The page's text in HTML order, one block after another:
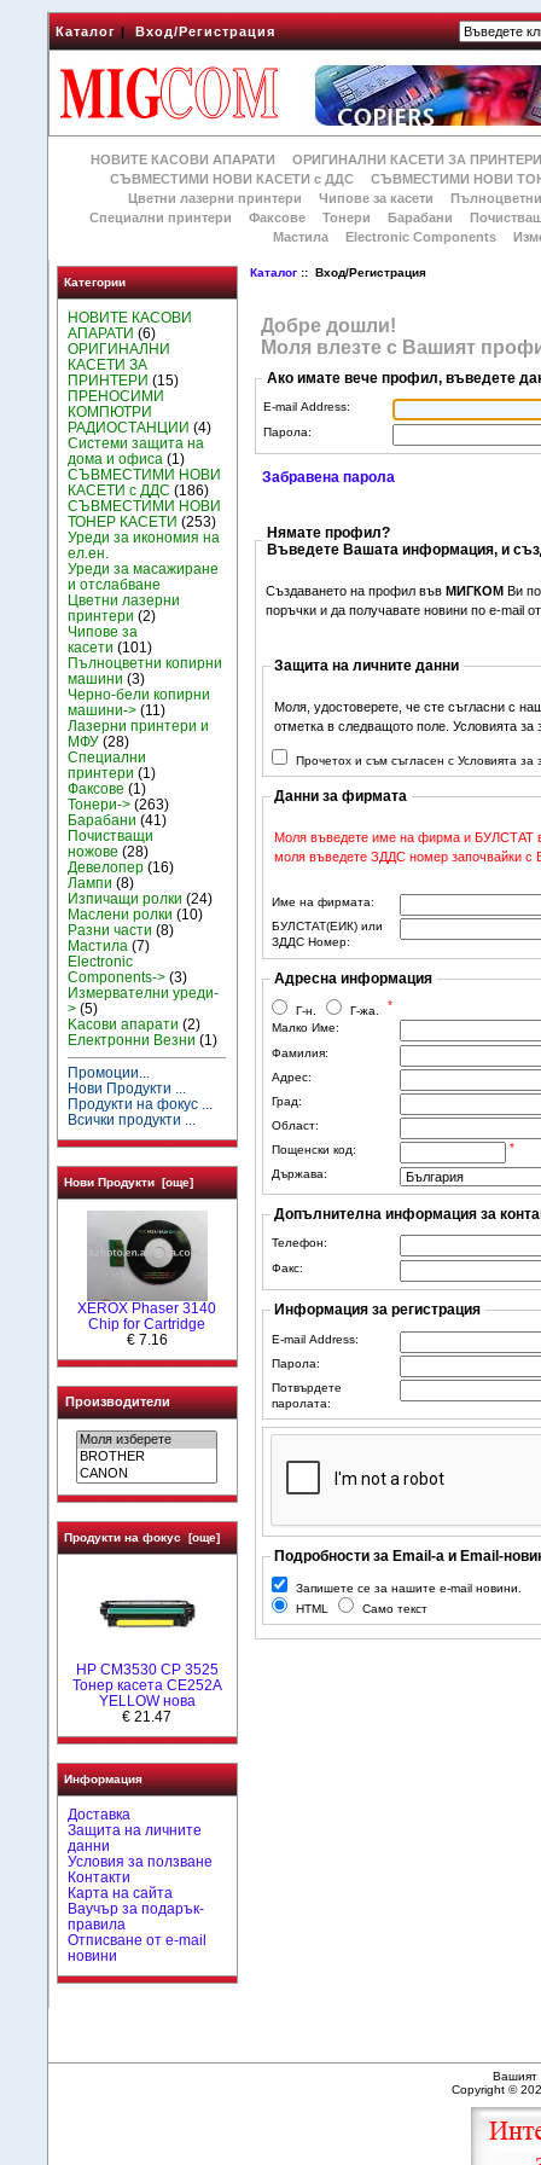
Каталог|Вход/Регистрация
НОВИТЕ КАСОВИ АПАРАТИ
ОРИГИНАЛНИ КАСЕТИ ЗА
СЪВМЕСТИМИ НОВИ КАСЕТИ с ДДС
СЪВМЕСТИМИ НОВИ
Цветни лазерни принтери
Чипове за касети
Специални принтери
Факсове Тонери Барабани
Мастила
Electronic Components
Категории
НОВИТЕ КАСОВИ
АПАРАТИ (6)
ОРИГИНАЛНИ
КАСЕТИ ЗА
ПРИНТЕРИ (15)
ПРЕНОСИМИ
КОМПЮТРИ
РАДИОСТАНЦИИ (4)
Системи защита на
дома и офиса (1)
СЪВМЕСТИМИ НОВИ
КАСЕТИ с ДДС (186)
СЪВМЕСТИМИ НОВИ
ТОНЕР КАСЕТИ (253)
Уреди за икономия на
ел.ен.
Уреди за масажиране
и отслабване
Цветни лазерни
принтери (2)
Чипове за
касети (101)
Пълноцветни копирни
машини (3)
Черно-бели копирни
машини-> (11)
Лазерни принтери и
МФУ (28)
Специални
принтери (1)
Факсове (1)
Тонери-> (263)
Барабани (41)
Почистващи
ножове (28)
Девелопер (16)
Лампи (8)
Изпичащи ролки (24)
Маслени ролки (10)
Разни части (8)
Мастила (7)
Electronic
Components-> (3)
Измервателни уреди-
> (5)
Kасови апарати (2)
Електронни Везни (1)
Промоции...
Нови Продукти ...
Продукти на фокус ...
Всички продукти ...
Нови Продукти [още]
XEROX Phaser 3140
Chip for Cartridge
€ 7.16
Производители
Продукти на фокус [още]
HP CM3530 CP 3525
Тонер касета CE252A
YELLOW нова
€ 21.47
Информация
Доставка
Защита на личните
данни
Условия за ползване
Контакти
Карта на сайта
Ваучър за подарък-
правила
Отписване от e-mail
новини
Каталог :: Вход/Регистрация
Добре дошли!
Моля влезте с Вашият
Ако имате вече профил, въведете
E-mail Address:
Парола:
Забравена парола
Нямате профил?
Въведете Вашата информация, и
Създаването на профил въвМИГКОМ Ви
поръчки и да получавате новини по e-mail
Защита на личните данни
Моля, удостоверете, че сте съгласни с
отметка в следващото поле. Условията
Прочетох и съм съгласен с Условията
Данни за фирмата
Моля въведете име на фирма и БУЛСТАТ
моля въведете ЗДДС номер започвайки с
Име на фирмата:
БУЛСТАТ(ЕИК) или
ЗДДС Номер:
Адресна информация
Г-н. Г-жа.
*
Малко Име:
Фамилия:
Адрес:
Град:
Област:
Пощенски код:
*
Държава:
Допълнителна информация за
Телефон:
Факс:
Информация за регистрация
E-mail Address:
Парола:
Потвърдете
паролата:
Подробности за Email-а и Email-
Запишете се за нашите e-mail новини.
HTML
Само текст
Вашият
Copyright ©